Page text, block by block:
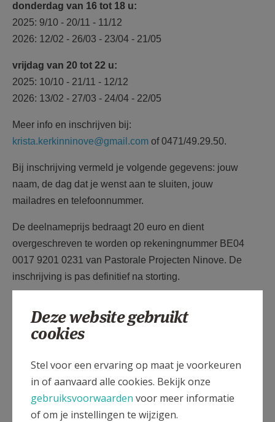
donderdag van 16 tot 18 u:
2025: 9/10 - 20/11 - 11/12
2026: 12/02 - 26/03 - 23/04 - 21/05
vrijdag van 20 tot 22 u:
2025: 10/10 - 21/11 - 12/12
2026: 13/02 - 27/03 - 24/04 - 22/05
Meer info en inschrijven bij:
krista.kerkinninove@gmail.com of 0471/49.29.50.
Bij inschrijving vermeld je volgende gegevens: jouw
naam, de dag dat je wenst aan te sluiten, jouw
mailadres en telefoonnummer.
De deelnameprijs bedraagt 20 euro en dient
overgeschreven te worden op rekeningnummer BE04
0017 9201 0231 van Pastorale Projecten Ninove. De
inschrijving is pas definitief na storting.
aantal deelnemers per moment = 10, max = 20, ideaal=
Gepubliceerd door
Deze website gebruikt
cookies
Stel voor een ervaring op maat je voorkeuren
in of aanvaard alle cookies. Bekijk onze
gebruiksvoorwaarden voor meer informatie
of om je instellingen te wijzigen.